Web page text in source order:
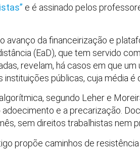
e é assinado pelos
avanço da financeirização e
(EaD), que tem servido
revelam, há casos em que um
instituições públicas, cuja média
segundo Leher e
adoecimento e a precarização.
sem direitos trabalhistas nem
propõe caminhos de